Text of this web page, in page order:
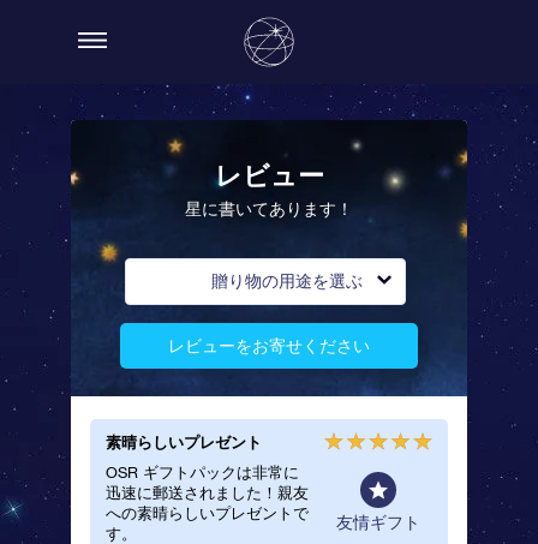
レビュー
星に書いてあります！
贈り物の用途を選ぶ
レビューをお寄せください
般
素晴らしいプレゼント
OSR ギフトパックは非常に
迅速に郵送されました！親友
への素晴らしいプレゼントで
す。
友情ギフト
かわい
この星
贈りま
ても気